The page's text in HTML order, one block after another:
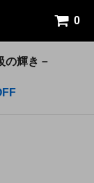
0
の輝き－